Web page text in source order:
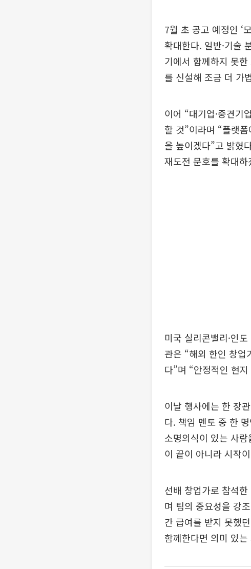
7월 초 공고 예정인 ‘
확대한다. 일반·기술
기에서 함께하지 못
를 신설해 조금 더 가
이어 “대기업·중견기
할 것”이라며 “플랫
을 높이겠다”고 밝혔
재도전 문호를 확대
미국 실리콘밸리·인
관은 “해외 한인 창업
다”며 “안정적인 현
이날 행사에는 한 장
다. 책임 멘토 중 한
소명의식이 있는 사
이 끝이 아니라 시작
선배 창업가로 참석
며 팀의 중요성을 강
간 급여를 받지 못했
함께한다면 의미 있